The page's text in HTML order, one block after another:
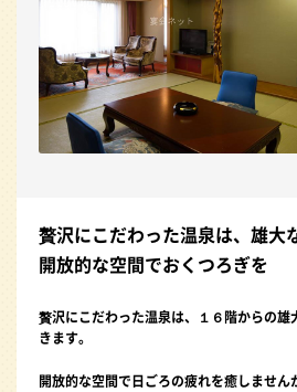
贅沢にこだわった温泉は、雄大
開放的な空間でおくつろぎを
贅沢にこだわった温泉は、１６階からの雄
きます。
開放的な空間で日ごろの疲れを癒しません